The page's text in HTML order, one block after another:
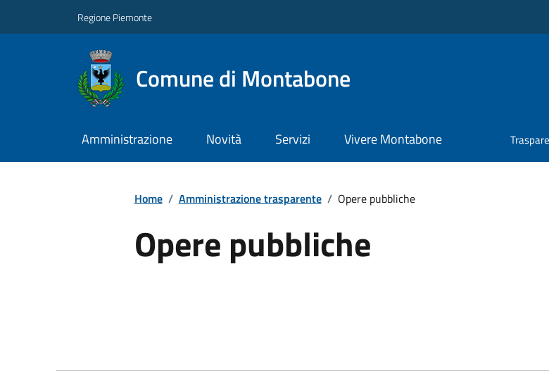
Regione Piemonte
Comune di Montabone
Amministrazione Novità Servizi Vivere Montabone
Home / Amministrazione trasparente / Opere pubbliche
Opere pubbliche